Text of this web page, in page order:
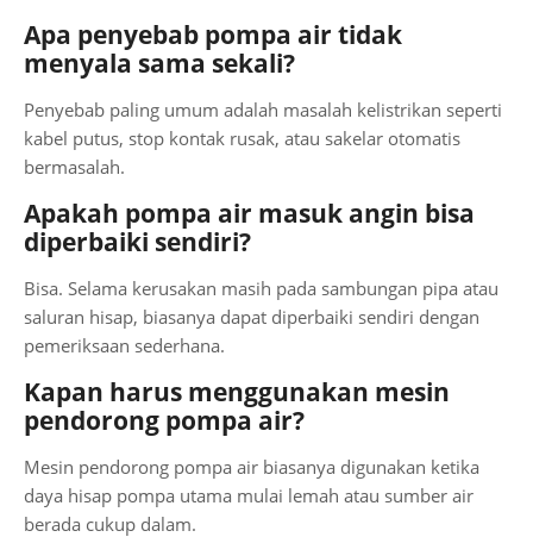
Apa penyebab pompa air tidak
menyala sama sekali?
Penyebab paling umum adalah masalah kelistrikan seperti
kabel putus, stop kontak rusak, atau sakelar otomatis
bermasalah.
Apakah pompa air masuk angin bisa
diperbaiki sendiri?
Bisa. Selama kerusakan masih pada sambungan pipa atau
saluran hisap, biasanya dapat diperbaiki sendiri dengan
pemeriksaan sederhana.
Kapan harus menggunakan mesin
pendorong pompa air?
Mesin pendorong pompa air biasanya digunakan ketika
daya hisap pompa utama mulai lemah atau sumber air
berada cukup dalam.